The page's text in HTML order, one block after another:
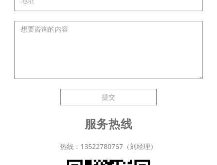
提交
服务热线
热线：13522780767（刘经理）